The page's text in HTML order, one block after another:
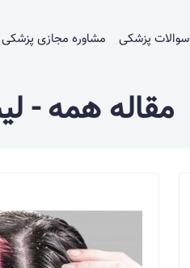
سوالات پزشکی مشاوره مجازی پزشکی
مقاله همه -